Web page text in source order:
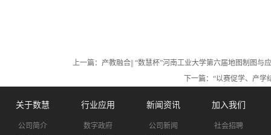
上一篇： 产教融合|| “数慧杯”河南工业大学第六届地图制图与
下一篇： “以赛促学、产学
关于数慧
公司简介
行业应用
数字政府
新闻资讯
公司新闻
加入我们
社会招聘